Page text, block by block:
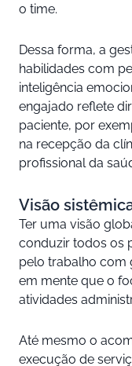
o time.
Dessa forma, a
habilidades com
inteligência
engajado reflete
paciente, por
na recepção da
profissional da
Visão
Ter uma visão
conduzir todos os
pelo trabalho com
em mente que o
atividades
Até mesmo o
execução de